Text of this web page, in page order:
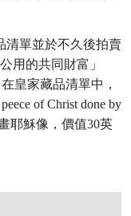
清單並於不久後拍賣
用的共同財富」
在皇家藏品清單中，
of Christ done by
耶穌像，價值30英